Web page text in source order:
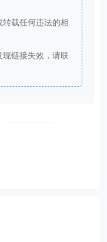
载任何违法的相
链接失效，请联